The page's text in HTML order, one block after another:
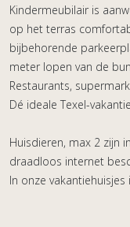
Kindermeubilair is
op het terras
bijbehorende
meter lopen van de
Restaurants,
Dé ideale Texel-
Huisdieren, max 2 zijn
draadloos internet
In onze